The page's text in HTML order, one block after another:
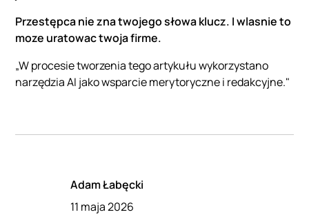
Przestępca nie zna twojego słowa klucz. I wlasnie to
moze uratowac twoja firme.
„W procesie tworzenia tego artykułu wykorzystano
narzędzia AI jako wsparcie merytoryczne i redakcyjne."
Adam Łabęcki
11 maja 2026